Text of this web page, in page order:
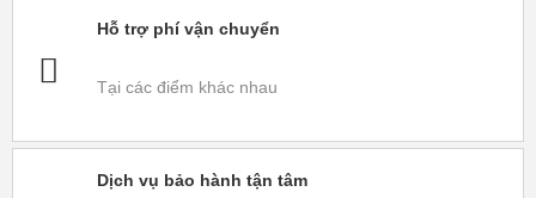
Hỗ trợ phí vận chuyển
Tại các điểm khác nhau
Dịch vụ bảo hành tận tâm